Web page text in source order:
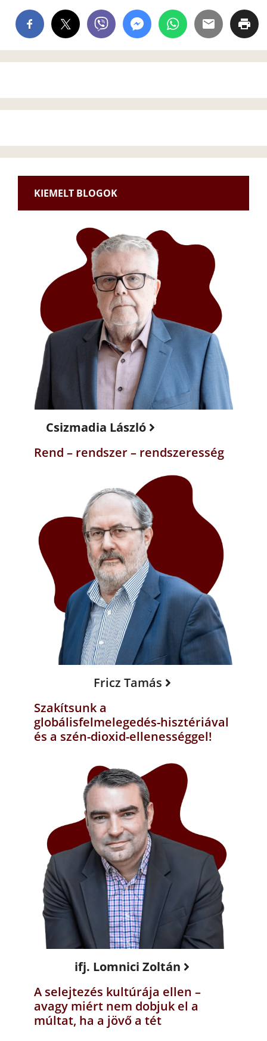
KIEMELT BLOGOK
Csizmadia László
Rend – rendszer – rendszeresség
Fricz Tamás
Szakítsunk a
globálisfelmelegedés-hisztériával
és a szén-dioxid-ellenességgel!
ifj. Lomnici Zoltán
A selejtezés kultúrája ellen –
avagy miért nem dobjuk el a
múltat, ha a jövő a tét